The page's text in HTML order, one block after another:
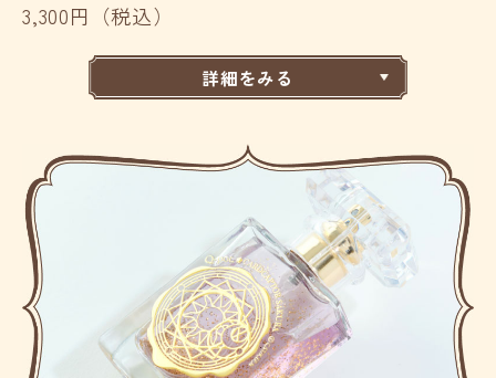
3,300円（税込）
詳細をみる